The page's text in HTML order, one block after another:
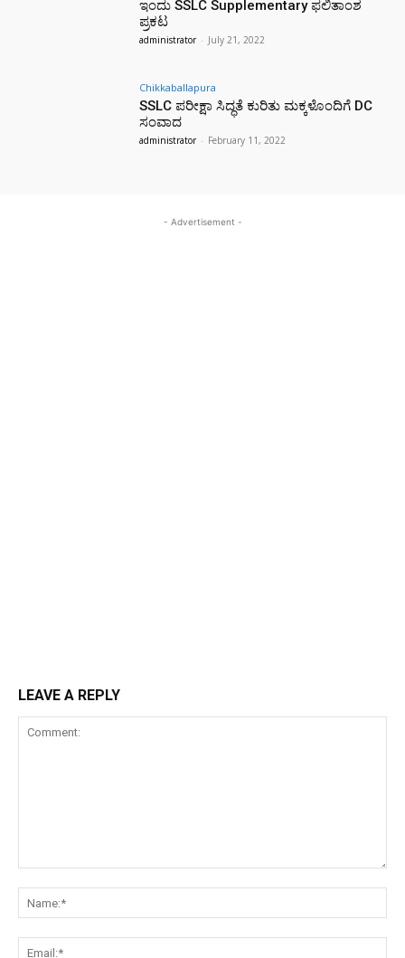
ಇಂದು SSLC Supplementary ಫಲಿತಾಂಶ
ಪ್ರಕಟ
administrator - July 21, 2022
Chikkaballapura
SSLC ಪರೀಕ್ಷಾ ಸಿದ್ಧತೆ ಕುರಿತು ಮಕ್ಕಳೊಂದಿಗೆ DC
ಸಂವಾದ
administrator - February 11, 2022
- Advertisement -
LEAVE A REPLY